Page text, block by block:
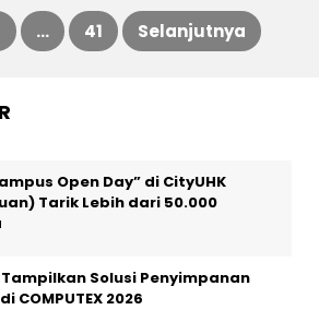
… 41 Selanjutnya
Open Day” di CityUHK
Tarik Lebih dari 50.000
Solusi Penyimpanan
COMPUTEX 2026